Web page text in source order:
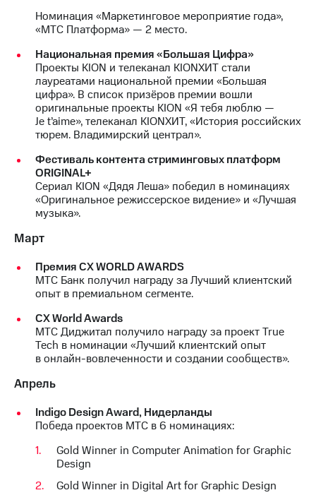
акционера
Акционерный
Контроль
и
аудит
Рынок
акций
Описание
приобретения
Порядок
выкупа
акций
Дивиденды
Описание
Еврооблигации-2023
Уведомление
о
погашении
именных
облигаций
Другое
Реквизиты
Контакты
развитие
деловая этика
На главную
Номинация «Маркетинговое мероприятие года»,
«МТС Платформа» — 2 место.
Национальная премия «Большая Цифра»
Проекты KION и телеканал KIONХИТ стали
лауреатами национальной премии «Большая
цифра». В список призёров премии вошли
оригинальные проекты KION «Я тебя люблю —
Je t’aime», телеканал KIONХИТ, «История российских
тюрем. Владимирский централ».
Фестиваль контента стриминговых платформ
ORIGINAL+
Сериал KION «Дядя Леша» победил в номинациях
«Оригинальное режиссерское видение» и «Лучшая
музыка».
Март
Премия CX WORLD AWARDS
МТС Банк получил награду за Лучший клиентский
опыт в премиальном сегменте.
СХ World Awards
МТС Диджитал получило награду за проект True
Tech в номинации «Лучший клиентский опыт
в онлайн-вовлеченности и создании сообществ».
Апрель
Indigo Design Award, Нидерланды
Победа проектов МТС в 6 номинациях:
Gold Winner in Computer Animation for Graphic
Design
Gold Winner in Digital Art for Graphic Design